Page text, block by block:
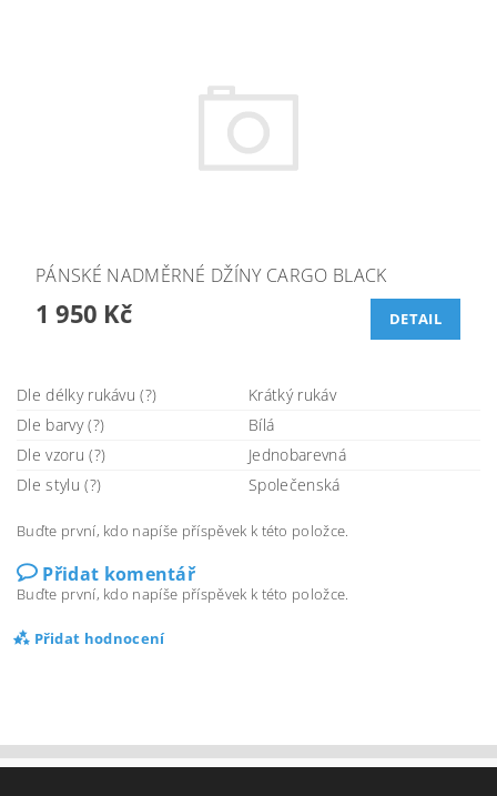
PÁNSKÉ NADMĚRNÉ DŽÍNY CARGO BLACK
1 950 Kč DETAIL
Dle délky rukávu (?)
Krátký rukáv
Dle barvy (?)
Bílá
Dle vzoru (?)
Jednobarevná
Dle stylu (?)
Společenská
Buďte první, kdo napíše příspěvek k této položce.
Přidat komentář
Buďte první, kdo napíše příspěvek k této položce.
Přidat hodnocení